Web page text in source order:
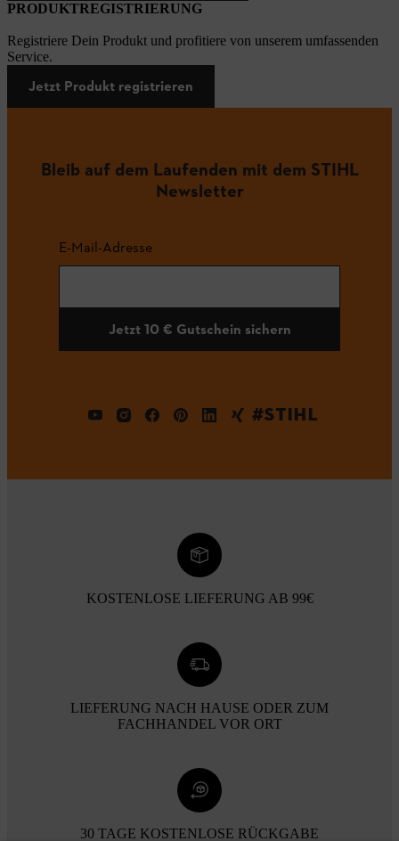
PRODUKTREGISTRIERUNG
Registriere Dein Produkt und profitiere von unserem umfassenden
Service.
Jetzt Produkt registrieren
Bleib auf dem Laufenden mit dem STIHL
Newsletter
E-Mail-Adresse
Jetzt 10 € Gutschein sichern
#STIHL
KOSTENLOSE LIEFERUNG AB 99€
LIEFERUNG NACH HAUSE ODER ZUM
FACHHANDEL VOR ORT
30 TAGE KOSTENLOSE RÜCKGABE